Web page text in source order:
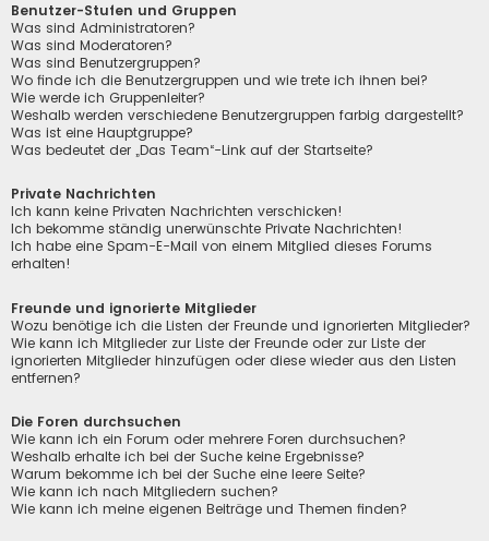
Benutzer-Stufen und Gruppen
Was sind Administratoren?
Was sind Moderatoren?
Was sind Benutzergruppen?
Wo finde ich die Benutzergruppen und wie trete ich ihnen bei?
Wie werde ich Gruppenleiter?
Weshalb werden verschiedene Benutzergruppen farbig dargestellt?
Was ist eine Hauptgruppe?
Was bedeutet der „Das Team“-Link auf der Startseite?
Private Nachrichten
Ich kann keine Privaten Nachrichten verschicken!
Ich bekomme ständig unerwünschte Private Nachrichten!
Ich habe eine Spam-E-Mail von einem Mitglied dieses Forums
erhalten!
Freunde und ignorierte Mitglieder
Wozu benötige ich die Listen der Freunde und ignorierten Mitglieder?
Wie kann ich Mitglieder zur Liste der Freunde oder zur Liste der
ignorierten Mitglieder hinzufügen oder diese wieder aus den Listen
entfernen?
Die Foren durchsuchen
Wie kann ich ein Forum oder mehrere Foren durchsuchen?
Weshalb erhalte ich bei der Suche keine Ergebnisse?
Warum bekomme ich bei der Suche eine leere Seite?
Wie kann ich nach Mitgliedern suchen?
Wie kann ich meine eigenen Beiträge und Themen finden?